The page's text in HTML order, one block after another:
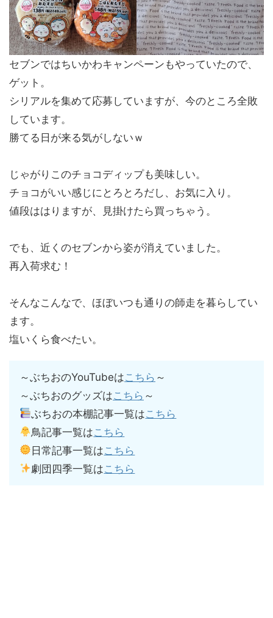
セブンではちいかわキャンペーンもやっていたので、
ゲット。
シリアルを集めて応募していますが、今のところ全敗
しています。
勝てる日が来る気がしないｗ
じゃがりこのチョコディップも美味しい。
チョコがいい感じにとろとろだし、お気に入り。
値段ははりますが、見掛けたら買っちゃう。
でも、近くのセブンから姿が消えていました。
再入荷求む！
そんなこんなで、ほぼいつも通りの師走を暮らしてい
ます。
塩いくら食べたい。
～ぶちおのYouTubeはこちら ～
～ぶちおのグッズはこちら ～
ぶちおの本棚記事一覧はこちら
鳥記事一覧はこちら
日常記事一覧はこちら
劇団四季一覧はこちら